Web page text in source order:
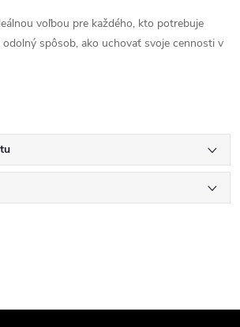
voľbou pre každého, kto potrebuje
odolný spôsob, ako uchovať svoje cennosti v